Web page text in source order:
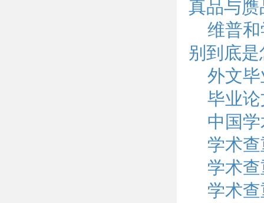
真品与赝
维普
别到底
外文
毕业
中国
学术
学术
学术